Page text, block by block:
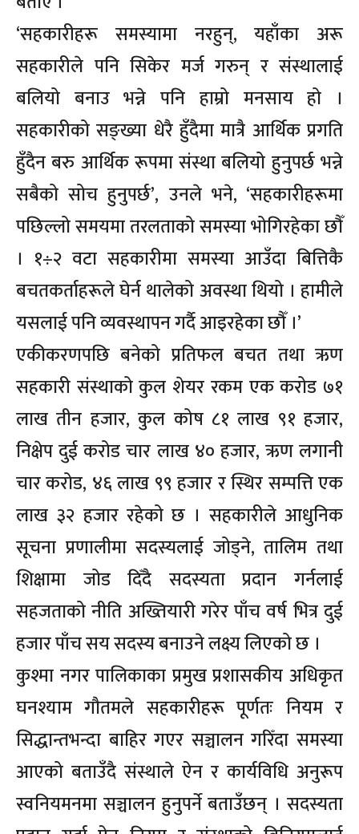
‘सहकारीहरू समस्यामा नरहुन्, यहाँका अरू
सहकारीले पनि सिकेर मर्ज गरुन् र संस्थालाई
बलियो बनाउ भन्ने पनि हाम्रो मनसाय हो ।
सहकारीको सङ्ख्या धेरै हुँदैमा मात्रै आर्थिक प्रगति
हुँदैन बरु आर्थिक रूपमा संस्था बलियो हुनुपर्छ भन्ने
सबैको सोच हुनुपर्छ’, उनले भने, ‘सहकारीहरूमा
पछिल्लो समयमा तरलताको समस्या भोगिरहेका छौँ
। १÷२ वटा सहकारीमा समस्या आउँदा बित्तिकै
बचतकर्ताहरूले घेर्न थालेको अवस्था थियो । हामीले
यसलाई पनि व्यवस्थापन गर्दै आइरहेका छौँ ।’
एकीकरणपछि बनेको प्रतिफल बचत तथा ऋण
सहकारी संस्थाको कुल शेयर रकम एक करोड ७१
लाख तीन हजार, कुल कोष ८१ लाख ९१ हजार,
निक्षेप दुई करोड चार लाख ४० हजार, ऋण लगानी
चार करोड, ४६ लाख ९९ हजार र स्थिर सम्पत्ति एक
लाख ३२ हजार रहेको छ । सहकारीले आधुनिक
सूचना प्रणालीमा सदस्यलाई जोड्ने, तालिम तथा
शिक्षामा जोड दिँदै सदस्यता प्रदान गर्नलाई
सहजताको नीति अख्तियारी गरेर पाँच वर्ष भित्र दुई
हजार पाँच सय सदस्य बनाउने लक्ष्य लिएको छ ।
कुश्मा नगर पालिकाका प्रमुख प्रशासकीय अधिकृत
घनश्याम गौतमले सहकारीहरू पूर्णतः नियम र
सिद्धान्तभन्दा बाहिर गएर सञ्चालन गरिँदा समस्या
आएको बताउँदै संस्थाले ऐन र कार्यविधि अनुरूप
स्वनियमनमा सञ्चालन हुनुपर्ने बताउँछन् । सदस्यता